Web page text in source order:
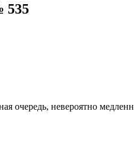
535
очередь, невероятно